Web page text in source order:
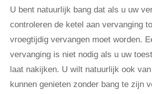
U bent natuurlijk bang dat als u uw
controleren de ketel aan vervanging
vroegtijdig vervangen moet worden.
vervanging is niet nodig als u uw
laat nakijken. U wilt natuurlijk ook
kunnen genieten zonder bang te zijn